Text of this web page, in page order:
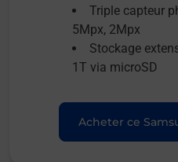
Triple capteur
5Mpx, 2Mpx
Stockage
1T via microSD
Acheter ce